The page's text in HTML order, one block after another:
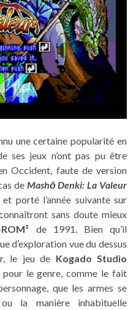
une certaine popularité en
ses jeux n’ont pas pu être
Occident, faute de version
de Mashō Denki: La Valeur
et porté l’année suivante sur
sans doute mieux
de 1991. Bien qu’il
d’exploration vue du dessus
le jeu de Kogado Studio
le genre, comme le fait
que les armes se
la manière inhabituelle